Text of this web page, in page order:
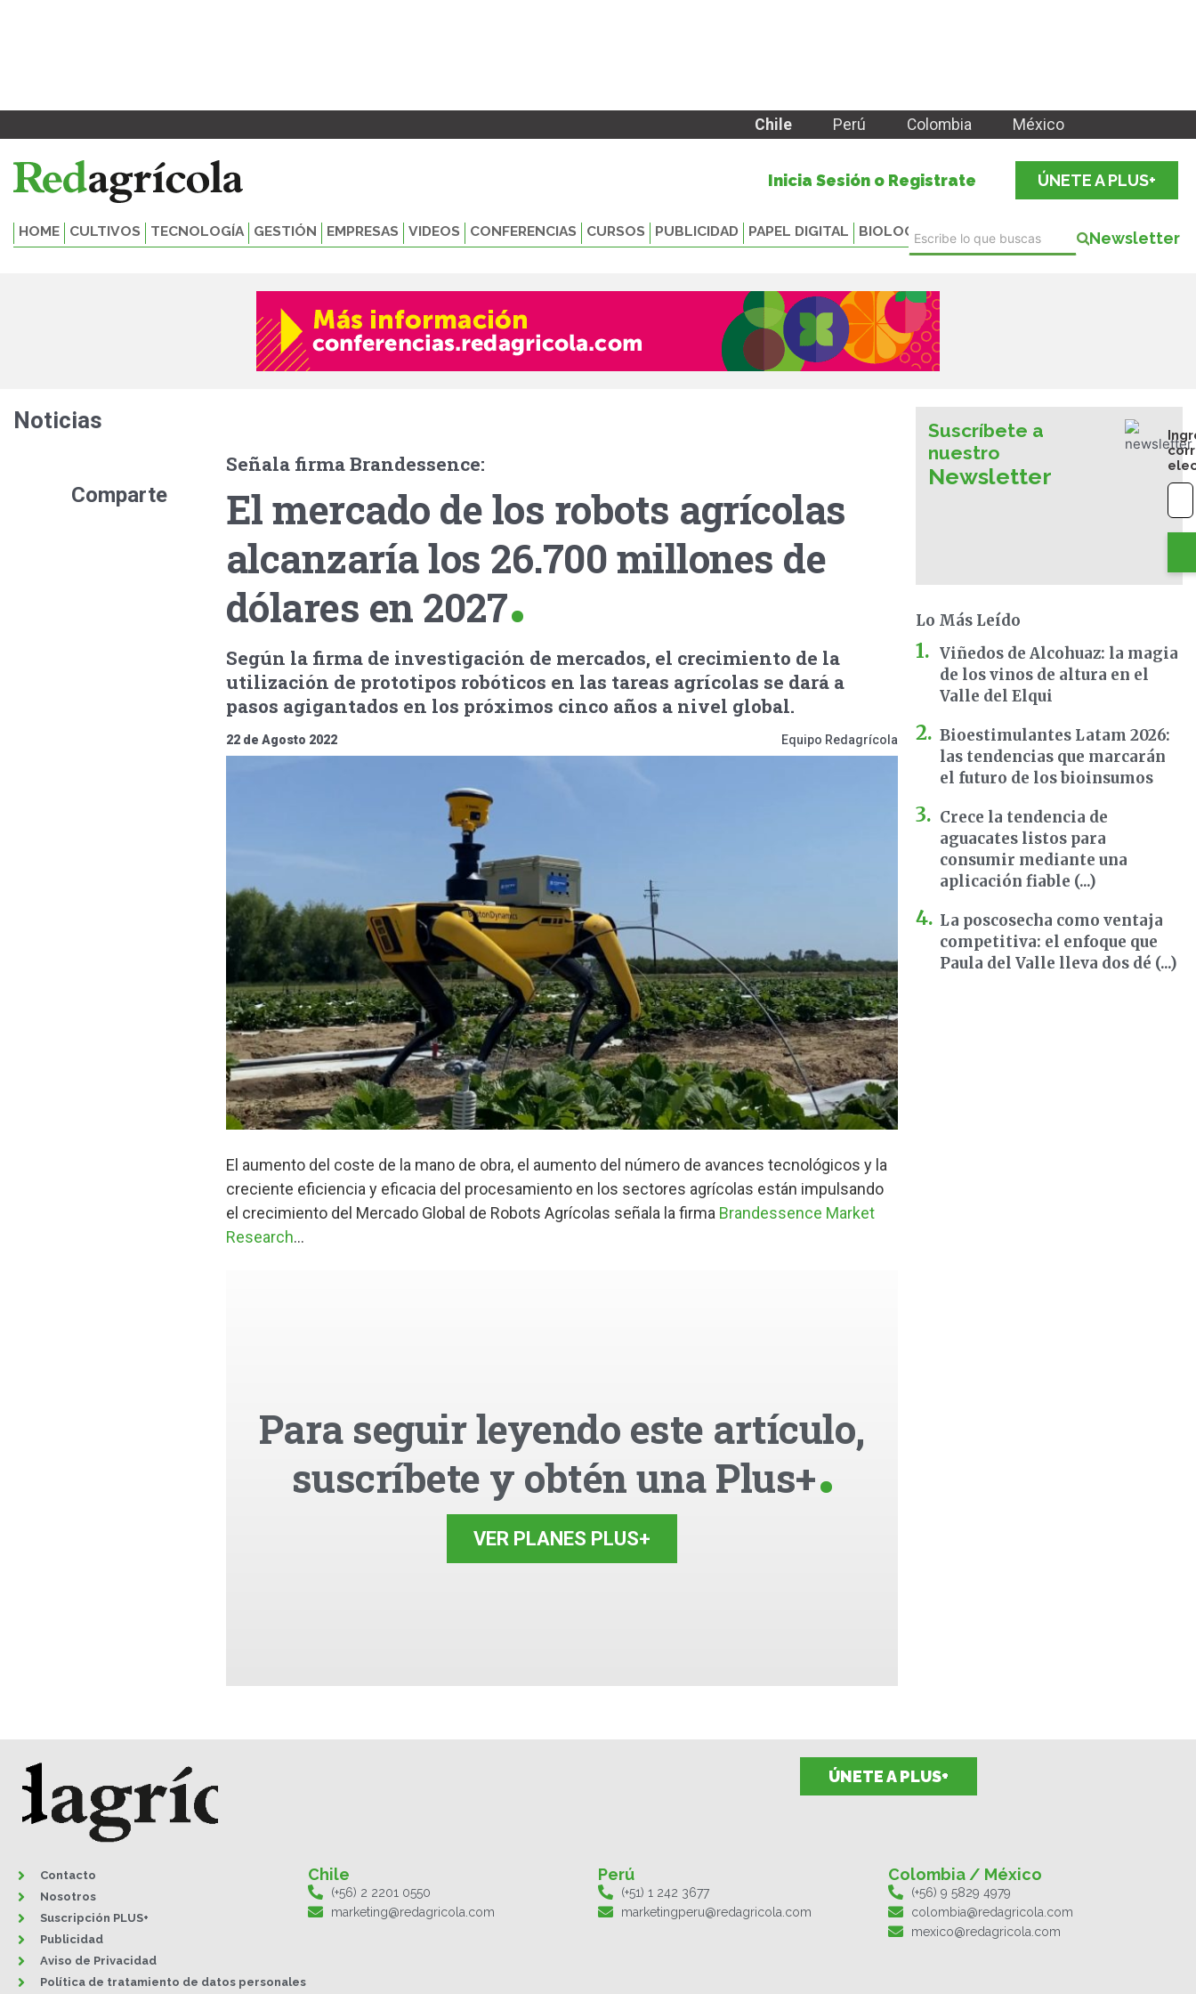
Chile Perú Colombia México
Inicia Sesión o Registrate ÚNETE A PLUS+
HOME CULTIVOS TECNOLOGÍA GESTIÓN EMPRESAS VIDEOS CONFERENCIAS CURSOS PUBLICIDAD PAPEL DIGITAL BIOLOGICALS Newsletter
Noticias
Comparte
Señala firma Brandessence:
El mercado de los robots agrícolas
alcanzaría los 26.700 millones de
dólares en 2027
Según la firma de investigación de mercados, el crecimiento de la
utilización de prototipos robóticos en las tareas agrícolas se dará a
pasos agigantados en los próximos cinco años a nivel global.
22 de Agosto 2022 Equipo Redagrícola
El aumento del coste de la mano de obra, el aumento del número de avances tecnológicos y la
creciente eficiencia y eficacia del procesamiento en los sectores agrícolas están impulsando
el crecimiento del Mercado Global de Robots Agrícolas señala la firma Brandessence Market
Research...
Para seguir leyendo este artículo,
suscríbete y obtén una Plus+
VER PLANES PLUS+
Suscríbete a
nuestro
Newsletter
Lo Más Leído
Viñedos de Alcohuaz: la magia
de los vinos de altura en el
Valle del Elqui
Bioestimulantes Latam 2026:
las tendencias que marcarán
el futuro de los bioinsumos
Crece la tendencia de
aguacates listos para
consumir mediante una
aplicación fiable (...)
La poscosecha como ventaja
competitiva: el enfoque que
Paula del Valle lleva dos dé (...)
ÚNETE A PLUS+
Contacto
Nosotros
Suscripción PLUS+
Publicidad
Aviso de Privacidad
Política de tratamiento de datos personales
Chile
(+56) 2 2201 0550
marketing@redagricola.com
Perú
(+51) 1 242 3677
marketingperu@redagricola.com
Colombia / México
(+56) 9 5829 4979
colombia@redagricola.com
mexico@redagricola.com